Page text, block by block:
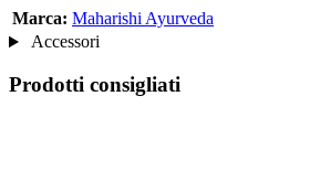
Marca: Maharishi Ayurveda
Accessori
Prodotti consigliati